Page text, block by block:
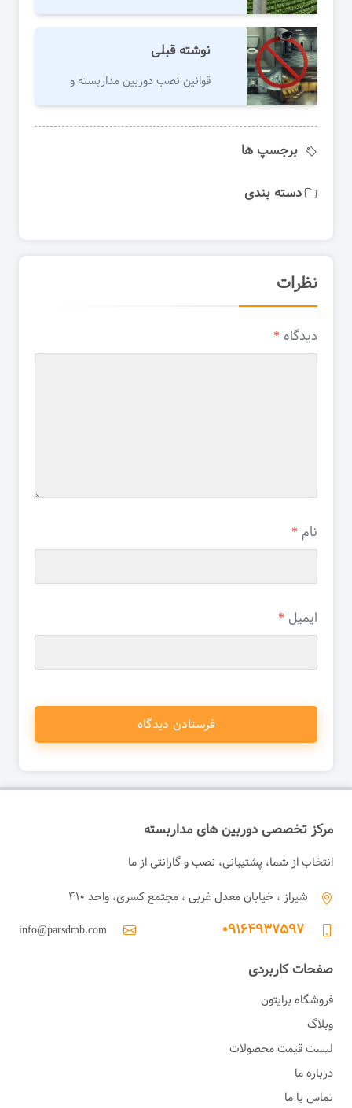
کشاورزی هوشمند
نوشته قبلی
قوانین نصب دوربین مداربسته و
اماکن ممنوع برای نصب
برجسپ ها
دسته بندی
نظرات
دیدگاه *
نام *
ایمیل *
مرکز تخصصی دوربین های مداربسته
انتخاب از شما، پشتیبانی، نصب و گارانتی از ما
شیراز ، خیابان معدل غربی ، مجتمع کسری، واحد ۴۱۰
۰۹۱۶۴۹۳۷۵۹۷ info@parsdmb.com
صفحات کاربردی
فروشگاه برایتون
وبلاگ
لیست قیمت محصولات
درباره ما
تماس با ما